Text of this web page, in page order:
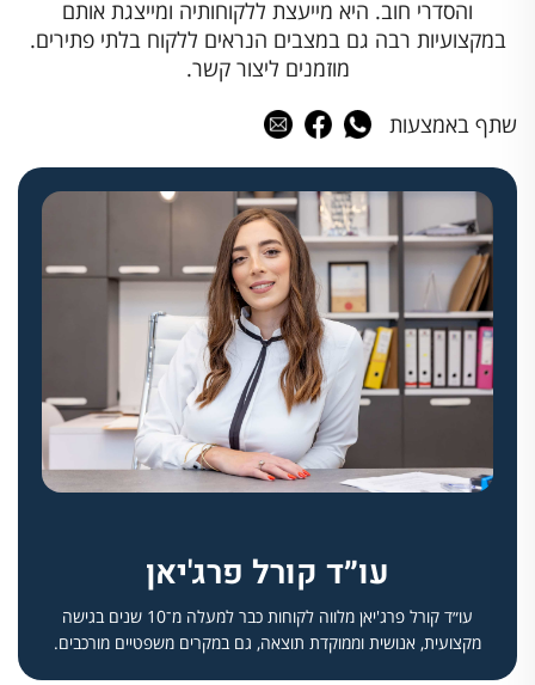
והסדרי חוב. היא מייעצת ללקוחותיה ומייצגת אותם
במקצועיות רבה גם במצבים הנראים ללקוח בלתי פתירים.
מוזמנים ליצור קשר.
שתף באמצעות
עו״ד קורל פרג'יאן
עו״ד קורל פרג'יאן מלווה לקוחות כבר למעלה מ־10 שנים בגישה
מקצועית, אנושית וממוקדת תוצאה, גם במקרים משפטיים מורכבים.